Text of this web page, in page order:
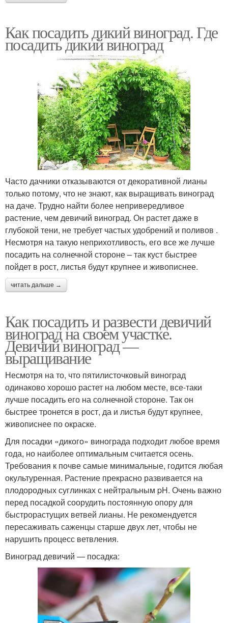
Как посадить дикий виноград. Где
посадить дикий виноград
Часто дачники отказываются от декоративной лианы
только потому, что не знают, как выращивать виноград
на даче. Трудно найти более непривередливое
растение, чем девичий виноград. Он растет даже в
глубокой тени, не требует частых удобрений и поливов .
Несмотря на такую неприхотливость, его все же лучше
посадить на солнечной стороне – так куст быстрее
пойдет в рост, листья будут крупнее и живописнее.
читать дальше →
Как посадить и развести девичий
виноград на своем участке.
Девичий виноград —
выращивание
Несмотря на то, что пятилисточковый виноград
одинаково хорошо растет на любом месте, все-таки
лучше посадить его на солнечной стороне. Так он
быстрее тронется в рост, да и листья будут крупнее,
живописнее по окраске.
Для посадки «дикого» винограда подходит любое время
года, но наиболее оптимальным считается осень.
Требования к почве самые минимальные, годится любая
окультуренная. Растение прекрасно развивается на
плодородных суглинках с нейтральным pH. Очень важно
перед посадкой соорудить постоянную опору для
быстрорастущих ветвей лианы. Не рекомендуется
пересаживать саженцы старше двух лет, чтобы не
нарушить процесс ветвления.
Виноград девичий — посадка: